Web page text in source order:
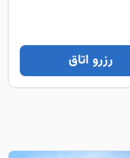
رزرو اتاق